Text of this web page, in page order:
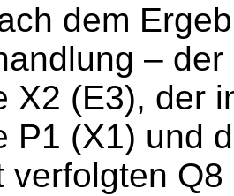
dem
–
X2 (E3), der
P1 (X1) und
verfolgten